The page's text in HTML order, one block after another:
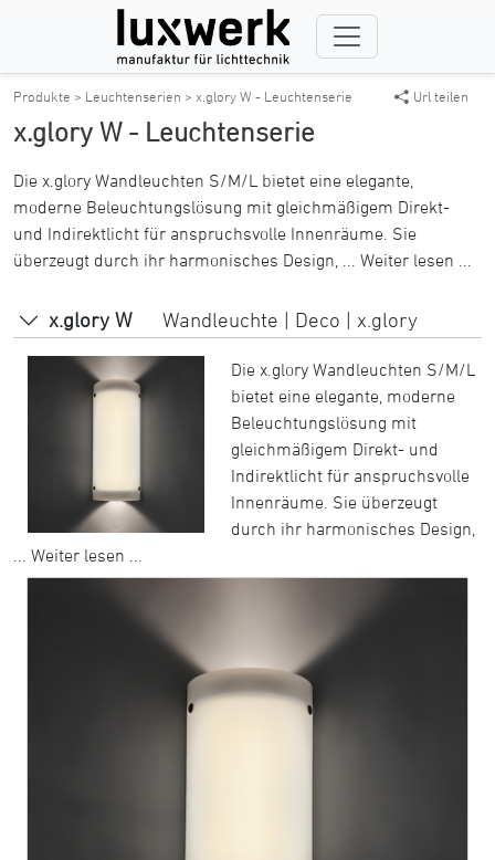
Produkte > Leuchtenserien > x.glory W - Leuchtenserie Url teilen
x.glory W - Leuchtenserie
Die x.glory Wandleuchten S/M/L bietet eine elegante,
moderne Beleuchtungslösung mit gleichmäßigem Direkt-
und Indirektlicht für anspruchsvolle Innenräume. Sie
überzeugt durch ihr harmonisches Design, ... Weiter lesen ...
x.glory W Wandleuchte | Deco | x.glory
Die x.glory Wandleuchten S/M/L
bietet eine elegante, moderne
Beleuchtungslösung mit
gleichmäßigem Direkt- und
Indirektlicht für anspruchsvolle
Innenräume. Sie überzeugt
durch ihr harmonisches Design,
Weiter lesen ...